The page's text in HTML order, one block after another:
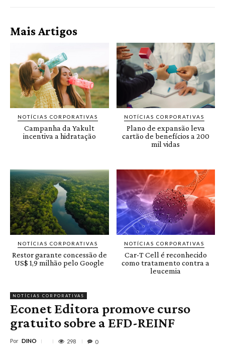
Mais Artigos
NOTÍCIAS CORPORATIVAS
Campanha da Yakult
incentiva a hidratação
NOTÍCIAS CORPORATIVAS
Plano de expansão leva
cartão de benefícios a 200
mil vidas
NOTÍCIAS CORPORATIVAS
Restor garante concessão de
US$ 1,9 milhão pelo Google
NOTÍCIAS CORPORATIVAS
Car-T Cell é reconhecido
como tratamento contra a
leucemia